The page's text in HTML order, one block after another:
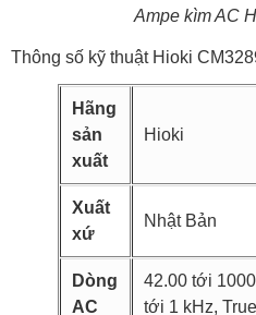
Ampe kìm AC
Thông số kỹ thuật Hioki
Hãng
sản
xuất
Hioki
Xuất
xứ
Nhật Bản
Dòng
AC
42.00 tới
tới 1 kHz,